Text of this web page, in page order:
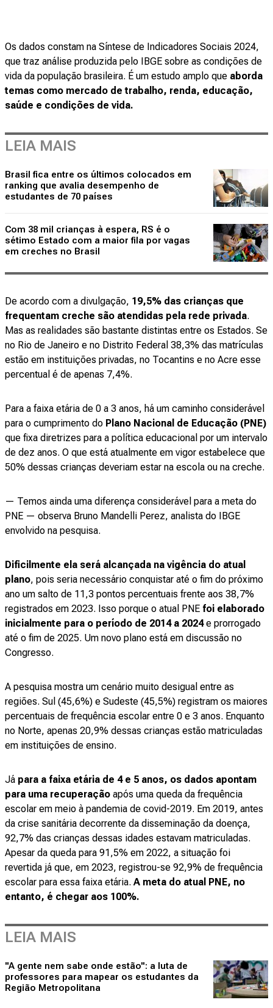
Os dados constam na Síntese de Indicadores Sociais 2024,
que traz análise produzida pelo IBGE sobre as condições de
vida da população brasileira. É um estudo amplo que aborda
temas como mercado de trabalho, renda, educação,
saúde e condições de vida.
LEIA MAIS
Brasil fica entre os últimos colocados em
ranking que avalia desempenho de
estudantes de 70 países
Com 38 mil crianças à espera, RS é o
sétimo Estado com a maior fila por vagas
em creches no Brasil
De acordo com a divulgação, 19,5% das crianças que
frequentam creche são atendidas pela rede privada.
Mas as realidades são bastante distintas entre os Estados. Se
no Rio de Janeiro e no Distrito Federal 38,3% das matrículas
estão em instituições privadas, no Tocantins e no Acre esse
percentual é de apenas 7,4%.
Para a faixa etária de 0 a 3 anos, há um caminho considerável
para o cumprimento do Plano Nacional de Educação (PNE)
que fixa diretrizes para a política educacional por um intervalo
de dez anos. O que está atualmente em vigor estabelece que
50% dessas crianças deveriam estar na escola ou na creche.
— Temos ainda uma diferença considerável para a meta do
PNE — observa Bruno Mandelli Perez, analista do IBGE
envolvido na pesquisa.
Dificilmente ela será alcançada na vigência do atual
plano, pois seria necessário conquistar até o fim do próximo
ano um salto de 11,3 pontos percentuais frente aos 38,7%
registrados em 2023. Isso porque o atual PNE foi elaborado
inicialmente para o período de 2014 a 2024e prorrogado
até o fim de 2025. Um novo plano está em discussão no
Congresso.
A pesquisa mostra um cenário muito desigual entre as
regiões. Sul (45,6%) e Sudeste (45,5%) registram os maiores
percentuais de frequência escolar entre 0 e 3 anos. Enquanto
no Norte, apenas 20,9% dessas crianças estão matriculadas
em instituições de ensino.
Já para a faixa etária de 4 e 5 anos, os dados apontam
para uma recuperação após uma queda da frequência
escolar em meio à pandemia de covid-2019. Em 2019, antes
da crise sanitária decorrente da disseminação da doença,
92,7% das crianças dessas idades estavam matriculadas.
Apesar da queda para 91,5% em 2022, a situação foi
revertida já que, em 2023, registrou-se 92,9% de frequência
escolar para essa faixa etária. A meta do atual PNE, no
entanto, é chegar aos 100%.
LEIA MAIS
"A gente nem sabe onde estão": a luta de
professores para mapear os estudantes da
Região Metropolitana